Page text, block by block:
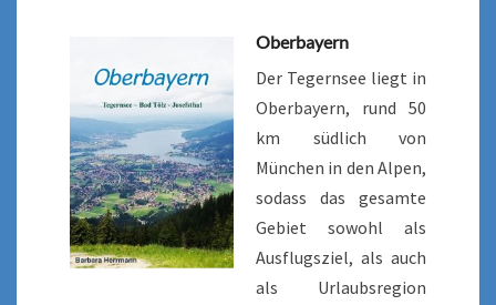
Oberbayern
Der Tegernsee liegt in
Oberbayern, rund 50
km südlich von
München in den Alpen,
sodass das gesamte
Gebiet sowohl als
Ausflugsziel, als auch
als Urlaubsregion